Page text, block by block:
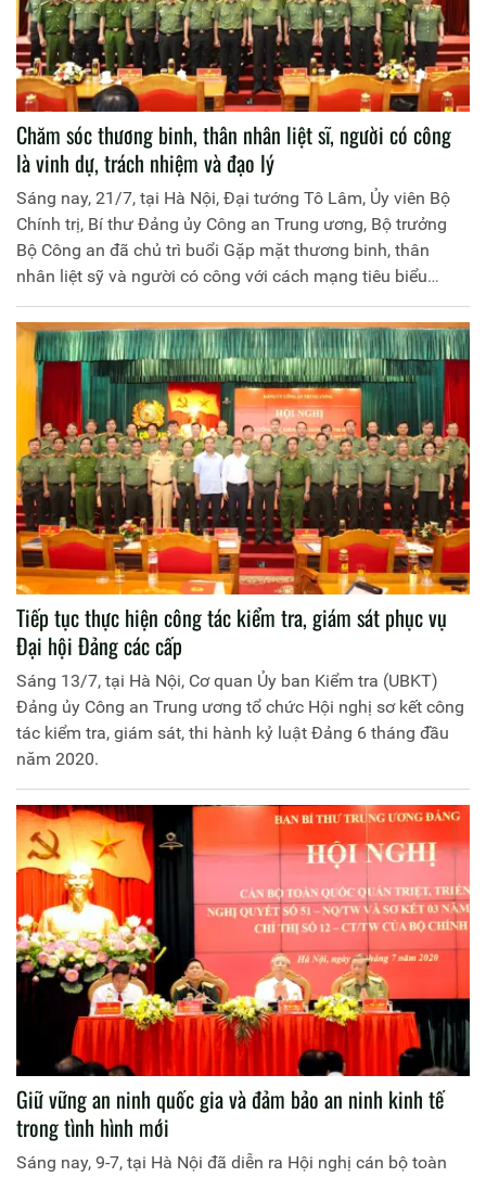
Chăm sóc thương binh, thân nhân liệt sĩ, người có công
là vinh dự, trách nhiệm và đạo lý
Sáng nay, 21/7, tại Hà Nội, Đại tướng Tô Lâm, Ủy viên Bộ
Chính trị, Bí thư Đảng ủy Công an Trung ương, Bộ trưởng
Bộ Công an đã chủ trì buổi Gặp mặt thương binh, thân
nhân liệt sỹ và người có công với cách mạng tiêu biểu
trong CAND nhân kỷ niệm 73 năm Ngày Thương binh - Liệt
sỹ (27/7/1947 - 27/7/2020) và hướng tới kỷ niệm 75 năm
Ngày truyền thống CAND, 15 năm Ngày hội toàn dân bảo
vệ an ninh Tổ quốc.
Tiếp tục thực hiện công tác kiểm tra, giám sát phục vụ
Đại hội Đảng các cấp
Sáng 13/7, tại Hà Nội, Cơ quan Ủy ban Kiểm tra (UBKT)
Đảng ủy Công an Trung ương tổ chức Hội nghị sơ kết công
tác kiểm tra, giám sát, thi hành kỷ luật Đảng 6 tháng đầu
năm 2020.
Giữ vững an ninh quốc gia và đảm bảo an ninh kinh tế
trong tình hình mới
Sáng nay, 9-7, tại Hà Nội đã diễn ra Hội nghị cán bộ toàn